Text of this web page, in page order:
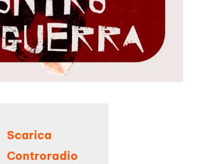
Scarica
Controradio